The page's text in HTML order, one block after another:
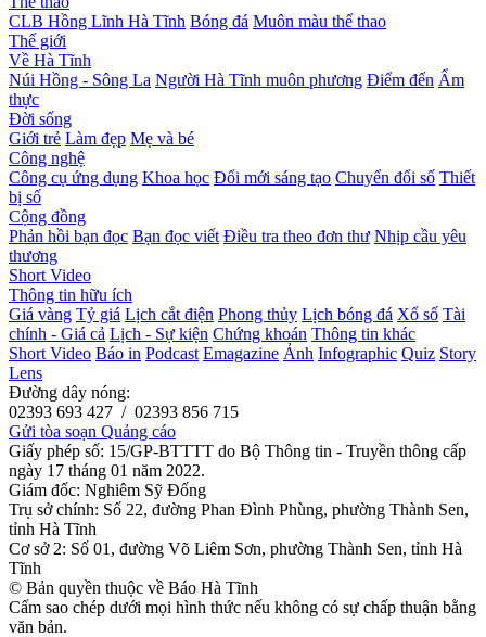
CLB Hồng Lĩnh Hà Tĩnh Bóng đá Muôn màu thể thao
Thế giới
Về Hà Tĩnh
Núi Hồng - Sông La Người Hà Tĩnh muôn phương Điểm đến Ẩm
thực
Đời sống
Giới trẻ Làm đẹp Mẹ và bé
Công nghệ
Công cụ ứng dụng Khoa học Đổi mới sáng tạo Chuyển đổi số Thiết
bị số
Cộng đồng
Phản hồi bạn đọc Bạn đọc viết Điều tra theo đơn thư Nhịp cầu yêu
thương
Short Video
Thông tin hữu ích
Giá vàng Tỷ giá Lịch cắt điện Phong thủy Lịch bóng đá Xổ số Tài
chính - Giá cả Lịch - Sự kiện Chứng khoán Thông tin khác
Short Video Báo in Podcast Emagazine Ảnh Infographic Quiz Story
Lens
Đường dây nóng:
02393 693 427 / 02393 856 715
Gửi tòa soạn Quảng cáo
Giấy phép số: 15/GP-BTTTT do Bộ Thông tin - Truyền thông cấp
ngày 17 tháng 01 năm 2022.
Giám đốc: Nghiêm Sỹ Đống
Trụ sở chính: Số 22, đường Phan Đình Phùng, phường Thành Sen,
tỉnh Hà Tĩnh
Cơ sở 2: Số 01, đường Võ Liêm Sơn, phường Thành Sen, tỉnh Hà
Tĩnh
© Bản quyền thuộc về Báo Hà Tĩnh
Cấm sao chép dưới mọi hình thức nếu không có sự chấp thuận bằng
văn bản.